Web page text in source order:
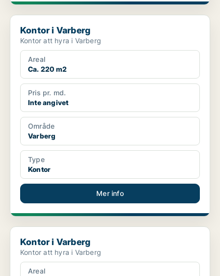
Kontor i Varberg
Kontor i Varberg
Kontor att hyra i Varberg
Areal
Ca. 220 m2
Pris pr. md.
Inte angivet
Område
Varberg
Type
Kontor
Mer info
Kontor i Varberg
Kontor i Varberg
Kontor att hyra i Varberg
Areal